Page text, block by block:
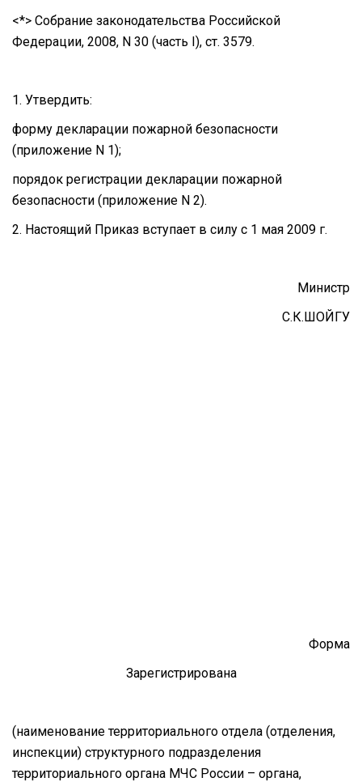
<*> Собрание законодательства Российской
Федерации, 2008, N 30 (часть I), ст. 3579.
1. Утвердить:
форму декларации пожарной безопасности
(приложение N 1);
порядок регистрации декларации пожарной
безопасности (приложение N 2).
2. Настоящий Приказ вступает в силу с 1 мая 2009 г.
Министр
С.К.ШОЙГУ
Форма
Зарегистрирована
(наименование территориального отдела (отделения,
инспекции) структурного подразделения
территориального органа МЧС России – органа,